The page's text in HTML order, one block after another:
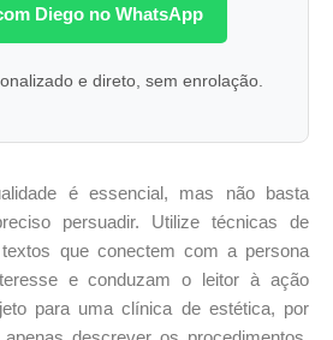
Diego no WhatsApp
e direto, sem enrolação.
é essencial, mas não basta
persuadir. Utilize técnicas de
que conectem com a persona
e conduzam o leitor à ação
para uma clínica de estética, por